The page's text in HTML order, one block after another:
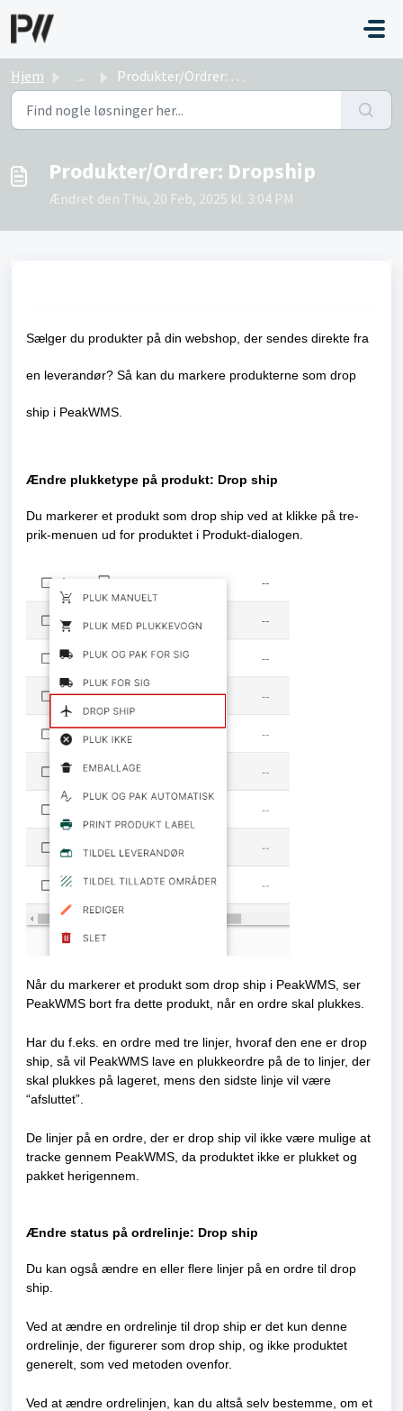
Hjem ... Produkter/Ordrer: Dropship
Produkter/Ordrer: Dropship
Ændret den Thu, 20 Feb, 2025 kl. 3:04 PM
Sælger du produkter på din webshop, der sendes direkte fra
en leverandør? Så kan du markere produkterne som drop
ship i PeakWMS.
Ændre plukketype på produkt: Drop ship
Du markerer et produkt som drop ship ved at klikke på tre-
prik-menuen ud for produktet i Produkt-dialogen.
Når du markerer et produkt som drop ship i PeakWMS, ser
PeakWMS bort fra dette produkt, når en ordre skal plukkes.
Har du f.eks. en ordre med tre linjer, hvoraf den ene er drop
ship, så vil PeakWMS lave en plukkeordre på de to linjer, der
skal plukkes på lageret, mens den sidste linje vil være
“afsluttet”.
De linjer på en ordre, der er drop ship vil ikke være mulige at
tracke gennem PeakWMS, da produktet ikke er plukket og
pakket herigennem.
Ændre status på ordrelinje: Drop ship
Du kan også ændre en eller flere linjer på en ordre til drop
ship.
Ved at ændre en ordrelinje til drop ship er det kun denne
ordrelinje, der figurerer som drop ship, og ikke produktet
generelt, som ved metoden ovenfor.
Ved at ændre ordrelinjen, kan du altså selv bestemme, om et